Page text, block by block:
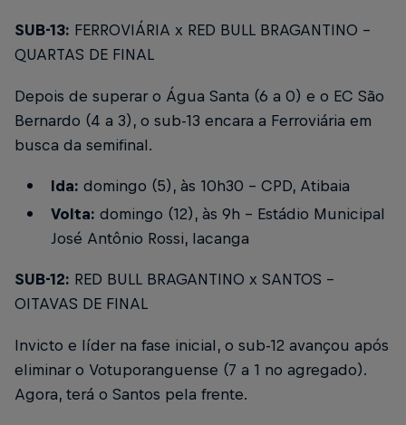
SUB-13: FERROVIÁRIA x RED BULL BRAGANTINO -
QUARTAS DE FINAL
Depois de superar o Água Santa (6 a 0) e o EC São
Bernardo (4 a 3), o sub-13 encara a Ferroviária em
busca da semifinal.
Ida: domingo (5), às 10h30 - CPD, Atibaia
Volta: domingo (12), às 9h - Estádio Municipal
José Antônio Rossi, Iacanga
SUB-12: RED BULL BRAGANTINO x SANTOS -
OITAVAS DE FINAL
Invicto e líder na fase inicial, o sub-12 avançou após
eliminar o Votuporanguense (7 a 1 no agregado).
Agora, terá o Santos pela frente.